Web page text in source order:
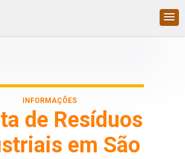
INFORMAÇÕES
de Resíduos
em São